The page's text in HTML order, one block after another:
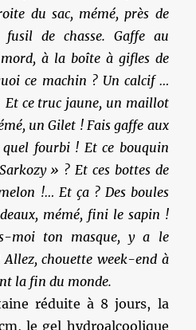
du sac, mémé, près de
de chasse. Gaffe au
à la boîte à gifles de
ce machin ? Un calcif …
Et ce truc jaune, un maillot
un Gilet ! Fais gaffe aux
quel fourbi ! Et ce bouquin
» ? Et ces bottes de
!… Et ça ? Des boules
mémé, fini le sapin !
moi ton masque, y a le
chouette week-end à
la fin du monde.
réduite à 8 jours, la
le gel hydroalcoolique